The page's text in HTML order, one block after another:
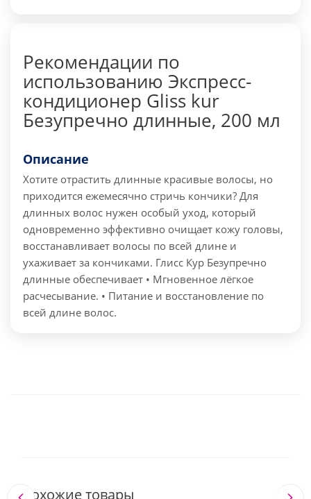
Рекомендации по
использованию Экспресс-
кондиционер Gliss kur
Безупречно длинные, 200 мл
Описание
Хотите отрастить длинные красивые волосы, но
приходится ежемесячно стричь кончики? Для
длинных волос нужен особый уход, который
одновременно эффективно очищает кожу головы,
восстанавливает волосы по всей длине и
ухаживает за кончиками. Глисс Кур Безупречно
длинные обеспечивает • Мгновенное лёгкое
расчесывание. • Питание и восстановление по
всей длине волос.
Похожие товары